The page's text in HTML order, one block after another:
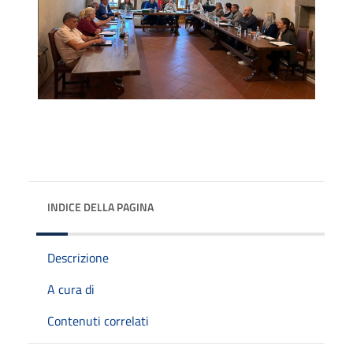
INDICE DELLA PAGINA
Descrizione
A cura di
Contenuti correlati